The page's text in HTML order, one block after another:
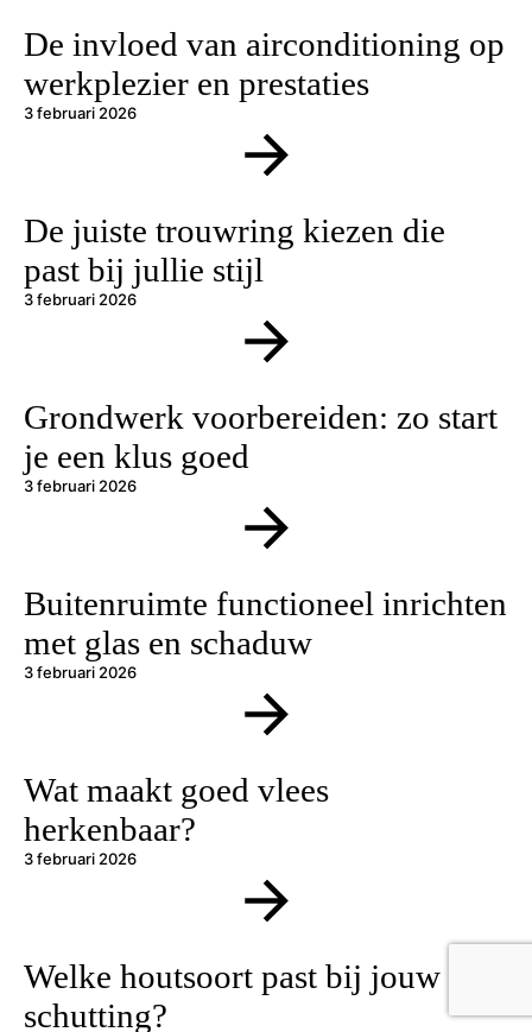
De invloed van airconditioning op
werkplezier en prestaties
3 februari 2026
De juiste trouwring kiezen die
past bij jullie stijl
3 februari 2026
Grondwerk voorbereiden: zo start
je een klus goed
3 februari 2026
Buitenruimte functioneel inrichten
met glas en schaduw
3 februari 2026
Wat maakt goed vlees
herkenbaar?
3 februari 2026
Welke houtsoort past bij jouw
schutting?